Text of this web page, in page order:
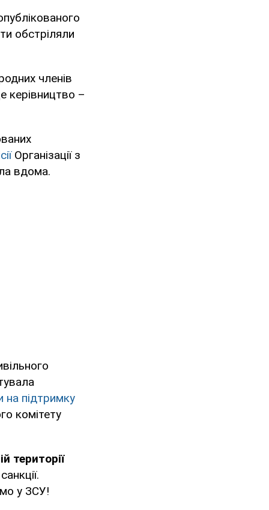
обстріляли
членів
керівництво –
Організації з
вдома.
на підтримку
комітету
території
у ЗСУ!